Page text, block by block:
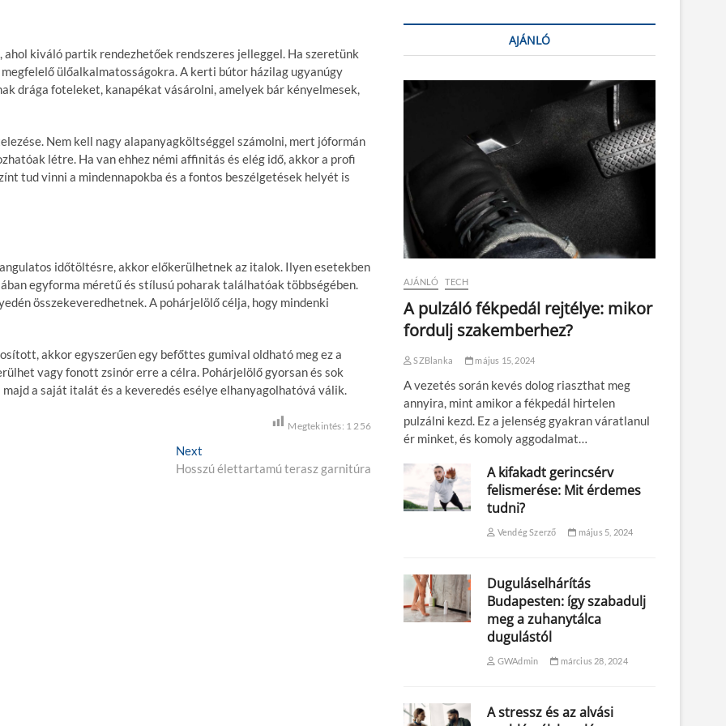
kiváló partik rendezhetőek rendszeres jelleggel. Ha szeretünk
ülőalkalmatosságokra. A kerti bútor házilag ugyanúgy
drága foteleket, kanapékat vásárolni, amelyek bár kényelmesek,
Nem kell nagy alapanyagköltséggel számolni, mert jóformán
létre. Ha van ehhez némi affinitás és elég idő, akkor a profi
tud vinni a mindennapokba és a fontos beszélgetések helyét is
időtöltésre, akkor előkerülhetnek az italok. Ilyen esetekben
egyforma méretű és stílusú poharak találhatóak többségében.
összekeveredhetnek. A pohárjelölő célja, hogy mindenki
akkor egyszerűen egy befőttes gumival oldható meg ez a
vagy fonott zsinór erre a célra. Pohárjelölő gyorsan és sok
a saját italát és a keveredés esélye elhanyagolhatóvá válik.
Megtekintés: 1 256
Next
e
Hosszú élettartamú terasz garnitúra
AJÁNLÓ
AJÁNLÓ TECH
A pulzáló fékpedál rejtélye: mikor
fordulj szakemberhez?
SZBlanka május 15, 2024
A vezetés során kevés dolog riaszthat meg
annyira, mint amikor a fékpedál hirtelen
pulzálni kezd. Ez a jelenség gyakran váratlanul
ér minket, és komoly aggodalmat…
A kifakadt gerincsérv
felismerése: Mit érdemes
tudni?
Vendég Szerző május 5, 2024
Duguláselhárítás
Budapesten: így szabadulj
meg a zuhanytálca
dugulástól
GWAdmin március 28, 2024
A stressz és az alvási